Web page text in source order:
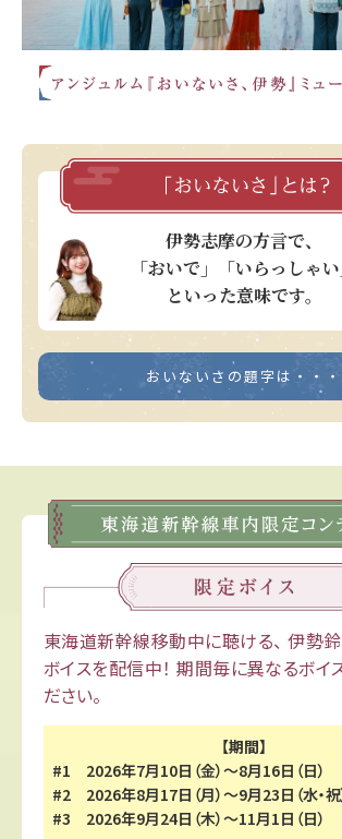
伊勢志摩の方言で、
「おいで」「いらっしゃい
といった意味です。
おいないさの題字は・・・
東海道新幹線移動中に聴ける、 伊勢
ボイスを配信中！ 期間毎に異なるボイ
ださい。
【期間】
#1 2026年7月10日（金）～8月16日（日）
#2 2026年8月17日（月）～9月23日（水・祝
#3 2026年9月24日（木）～11月1日（日）